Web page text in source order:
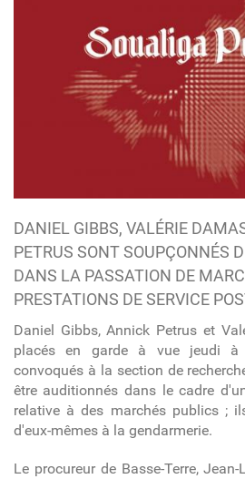
DANIEL GIBBS, VALÉRIE
PETRUS SONT SOUPÇONNÉS
DANS LA PASSATION DE
PRESTATIONS DE SERVICE
Daniel Gibbs, Annick Petrus et
placés en garde à vue jeudi à
convoqués à la section de
être auditionnés dans le cadre
relative à des marchés publics ;
d'eux-mêmes à la gendarmerie.
Le procureur de Basse-Terre,